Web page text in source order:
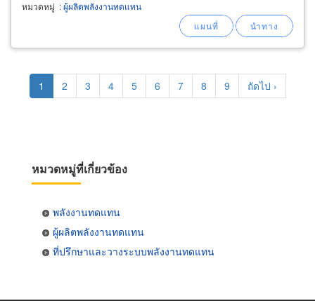
หมวดหมู่ :ผู้ผลิตพลังงานทดแทน
Pagination
Current
page
1 Page
2 Page
3 Page
4 Page
5 Page
6 Page
7 Page
8 Page
9
Next
page
ถัดไป ›
หมวดหมู่ที่เกี่ยวข้อง
พลังงานทดแทน
ผู้ผลิตพลังงานทดแทน
ที่ปรึกษาและวางระบบพลังงานทดแทน